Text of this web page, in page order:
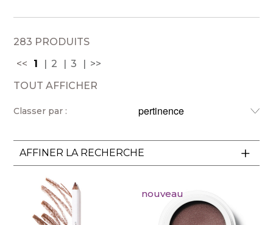
283 PRODUITS
<<
1 2 3
>>
TOUT AFFICHER
Classer par :
AFFINER LA RECHERCHE
nouveau